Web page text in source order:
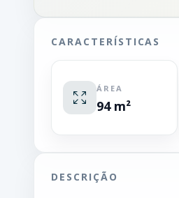
CARACTERÍSTICAS
ÁREA
94 m²
DESCRIÇÃO